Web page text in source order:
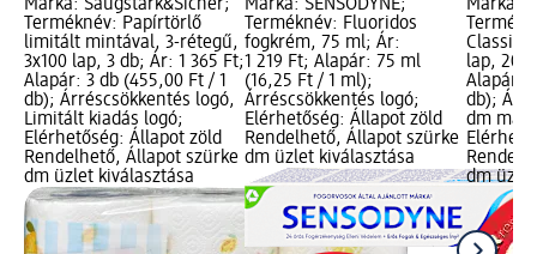
Márka: Saugstark&Sicher;
Terméknév: Papírtörlő
limitált mintával, 3-rétegű,
3x100 lap, 3 db; Ár: 1 365 Ft;
Alapár: 3 db (455,00 Ft / 1
db); Árréscsökkentés logó,
Limitált kiadás logó;
Elérhetőség: Állapot zöld
Rendelhető, Állapot szürke
dm üzlet kiválasztása
Márka: SENSODYNE;
Terméknév: Fluoridos
fogkrém, 75 ml; Ár:
1 219 Ft; Alapár: 75 ml
(16,25 Ft / 1 ml);
Árréscsökkentés logó;
Elérhetőség: Állapot zöld
Rendelhető, Állapot szürke
dm üzlet kiválasztása
Márka:
Classic,
lap, 20
Alapár:
db);
dm
dm